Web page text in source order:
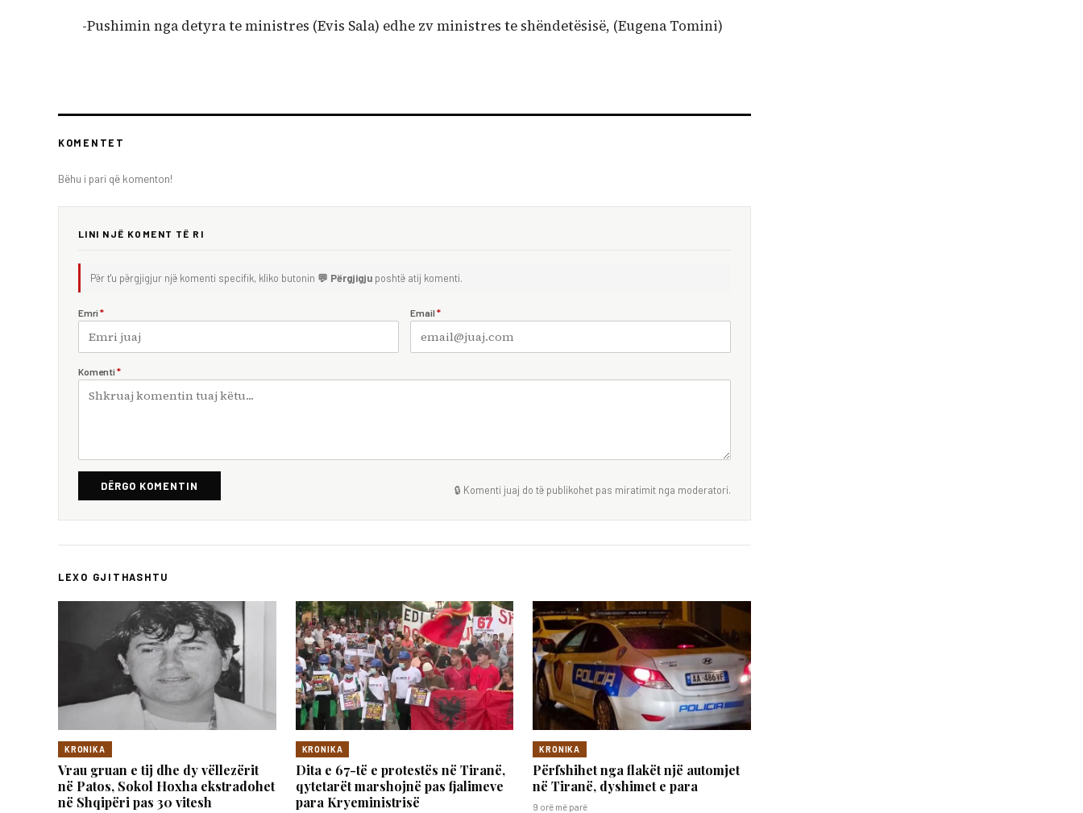
-Pushimin nga detyra te ministres (Evis Sala) edhe zv ministres te shëndetësisë, (Eugena Tomini)
KOMENTET
Bëhu i pari që komenton!
LINI NJË KOMENT TË RI
Për t'u përgjigjur një komenti specifik, kliko butonin 💬 Përgjigju poshtë atij komenti.
Emri * Email *
Komenti *
DËRGO KOMENTIN 🔒 Komenti juaj do të publikohet pas miratimit nga moderatori.
LEXO GJITHASHTU
KRONIKA
Vrau gruan e tij dhe dy vëllezërit
në Patos, Sokol Hoxha ekstradohet
në Shqipëri pas 30 vitesh
KRONIKA
Dita e 67-të e protestës në Tiranë,
qytetarët marshojnë pas fjalimeve
para Kryeministrisë
KRONIKA
Përfshihet nga flakët një automjet
në Tiranë, dyshimet e para
9 orë më parë